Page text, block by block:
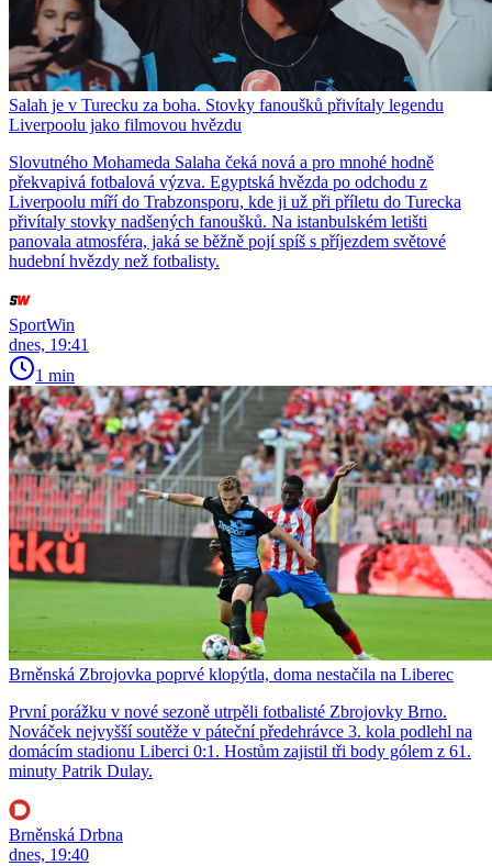
Salah je v Turecku za boha. Stovky fanoušků přivítaly legendu
Liverpoolu jako filmovou hvězdu
Slovutného Mohameda Salaha čeká nová a pro mnohé hodně
překvapivá fotbalová výzva. Egyptská hvězda po odchodu z
Liverpoolu míří do Trabzonsporu, kde ji už při příletu do Turecka
přivítaly stovky nadšených fanoušků. Na istanbulském letišti
panovala atmosféra, jaká se běžně pojí spíš s příjezdem světové
hudební hvězdy než fotbalisty.
SportWin
dnes, 19:41
1 min
Brněnská Zbrojovka poprvé klopýtla, doma nestačila na Liberec
První porážku v nové sezoně utrpěli fotbalisté Zbrojovky Brno.
Nováček nejvyšší soutěže v páteční předehrávce 3. kola podlehl na
domácím stadionu Liberci 0:1. Hostům zajistil tři body gólem z 61.
minuty Patrik Dulay.
Brněnská Drbna
dnes, 19:40